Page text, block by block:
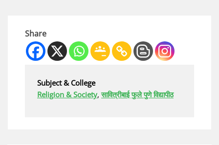
Share
Subject & College
Religion & Society,सावित्रीबाई फुले पुणे विद्यापीठ